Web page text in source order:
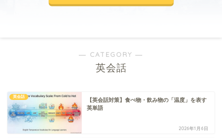
― CATEGORY ―
英会話
英会話
【英会話対策】食べ物・飲み物の「温度」を表す
英単語
2026年1月6日